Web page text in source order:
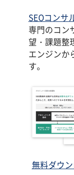
SEOコンサ
専門のコン
望・課題整
エンジンか
す。
無料ダウ